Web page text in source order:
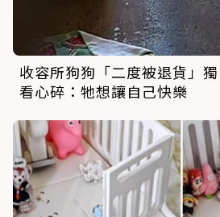
收容所狗狗「二度被退貨」
看心碎：牠想讓自己快樂